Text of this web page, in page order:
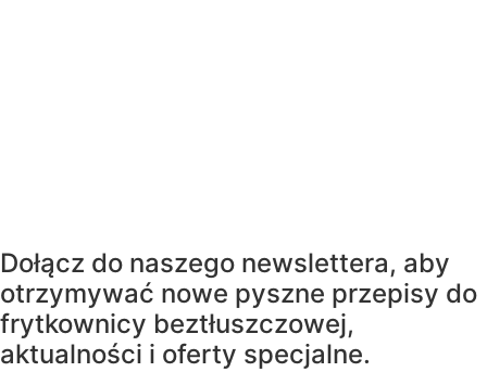
Dołącz do naszego newslettera, aby
otrzymywać nowe pyszne przepisy do
frytkownicy beztłuszczowej,
aktualności i oferty specjalne.